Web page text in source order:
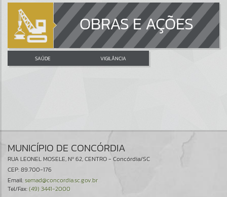
OBRAS E AÇÕES
SAÚDE VIGILÂNCIA
MUNICÍPIO DE CONCÓRDIA
RUA LEONEL MOSELE, Nº 62, CENTRO - Concórdia/SC
CEP: 89.700-176
Email:semad@concordia.sc.gov.br
Tel/Fax:(49) 3441-2000